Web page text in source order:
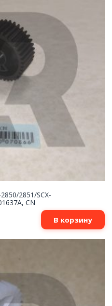
2851/SCX-
CN
В корзину